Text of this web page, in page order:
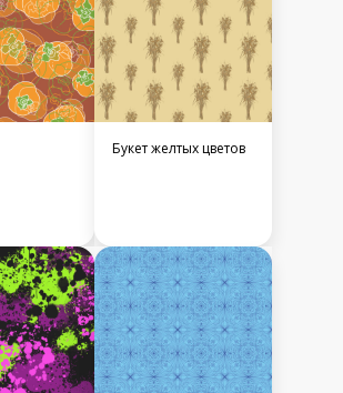
Букет желтых цветов